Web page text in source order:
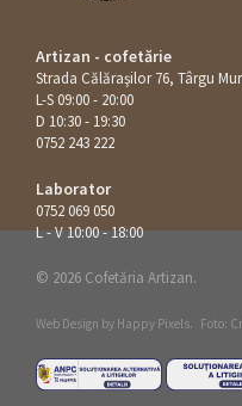
Artizan - cofetărie
Strada Călăraşilor 76, Târgu
L-S 09:00 - 20:00
D 10:30 - 19:30
0752 243 222
Laborator
0752 069 050
L - V 10:00 - 18:00
© 2026 Cofetăria Artizan.
Web Design by Happy Pixels. Foto: